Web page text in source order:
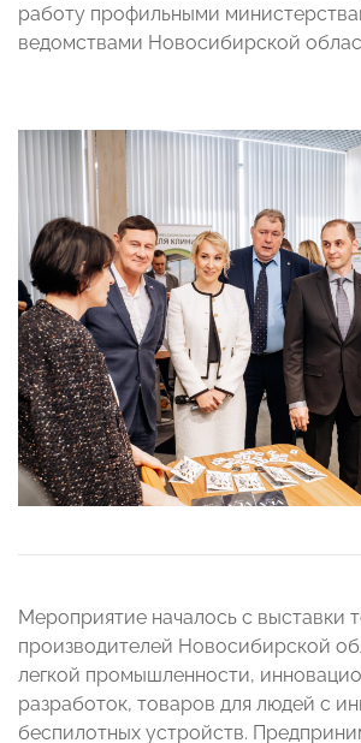
работу профильными
ведомствами Новосибирской
Мероприятие началось с выставки
производителей Новосибирской
легкой промышленности,
разработок, товаров для людей с
беспилотных устройств.